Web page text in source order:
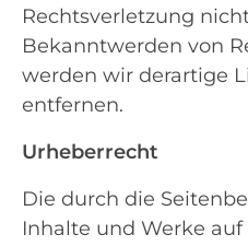
Rechtsverletzung
Bekanntwerden von
werden wir derartige
entfernen.
Urheberrecht
Die durch die
Inhalte und Werke auf